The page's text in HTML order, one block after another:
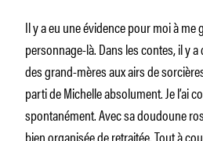
Il y a eu une évidence pour moi à me
personnage-là. Dans les contes, il y
des grand-mères aux airs de
parti de Michelle absolument. Je l’ai
spontanément. Avec sa doudoune
bien organisée de retraitée. Tout à